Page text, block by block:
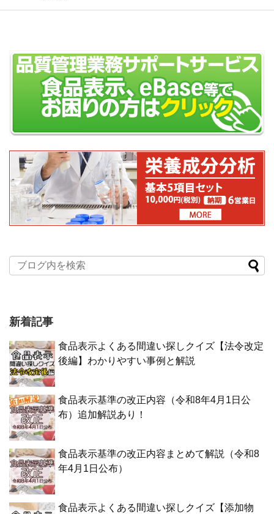
新着記事
食品表示よくある間違い探しクイズ【法令改定
後編】わかりやすい事例と解説
食品表示基準の改正内容（令和8年4月1日公
布）追加解説あり！
食品表示基準の改正内容まとめて解説（令和8
年4月1日公布）
食品表示よくある間違い探しクイズ【添加物